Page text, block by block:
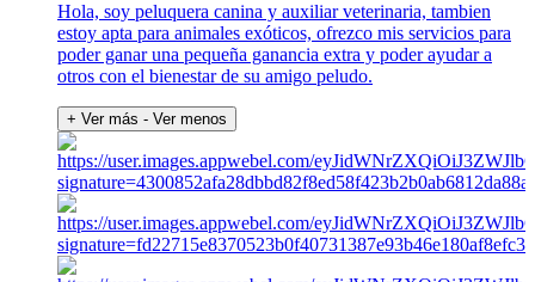
Hola, soy peluquera canina y auxiliar veterinaria, tambien
estoy apta para animales exóticos, ofrezco mis servicios para
poder ganar una pequeña ganancia extra y poder ayudar a
otros con el bienestar de su amigo peludo.
+ Ver más - Ver menos